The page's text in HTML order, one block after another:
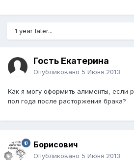
1 year later...
Гость Екатерина
Опубликовано 5 Июня 2013
Как я могу оформить алименты, если
пол года после расторжения брака?
Борисович
Опубликовано 5 Июня 2013